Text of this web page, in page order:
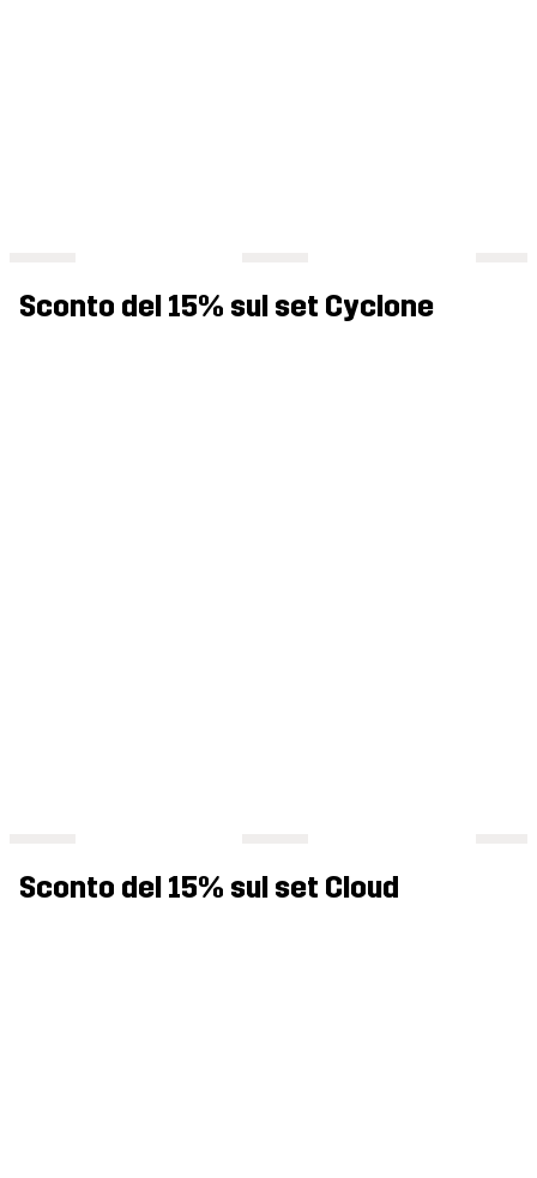
Sconto del 15% sul set Cyclone
Sconto del 15% sul set Cloud